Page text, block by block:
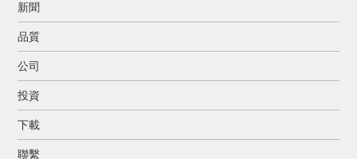
新聞
品質
公司
投資
下載
聯繫